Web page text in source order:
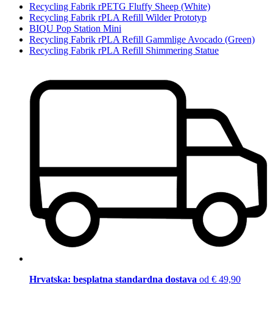
Recycling Fabrik rPETG Fluffy Sheep (White)
Recycling Fabrik rPLA Refill Wilder Prototyp
BIQU Pop Station Mini
Recycling Fabrik rPLA Refill Gammlige Avocado (Green)
Recycling Fabrik rPLA Refill Shimmering Statue
Hrvatska: besplatna standardna dostava od € 49,90